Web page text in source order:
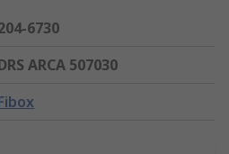
6730
ARCA 507030